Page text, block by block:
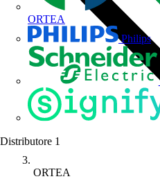
ORTEA
Philips
Distributore 1
ORTEA